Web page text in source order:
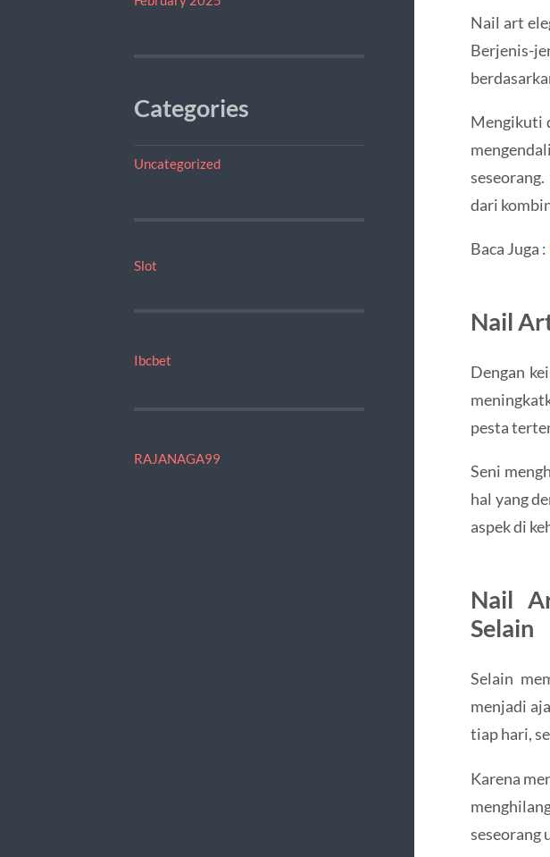
Categories
Uncategorized
Slot
Ibcbet
RAJANAGA99
Nail art
Berjenis-
Mengikuti
dari
Baca Juga :
Nail
Dengan
pesta
Seni
hal yang
aspek di
Nail
Selain
Selain
menjadi
tiap hari,
Karena
seseorang